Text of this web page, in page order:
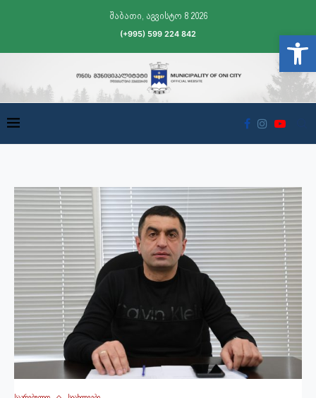
შაბათი, აგვისტო 8 2026
(+995) 599 224 842